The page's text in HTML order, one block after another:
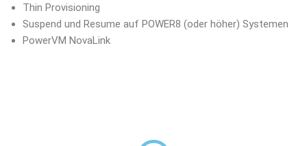
Thin Provisioning
Suspend und Resume auf POWER8 (oder höher) Systemen
PowerVM NovaLink